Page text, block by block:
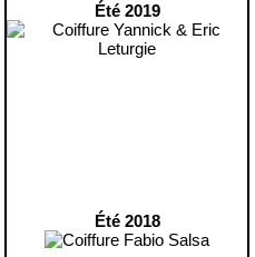
Été 2019
Été 2018